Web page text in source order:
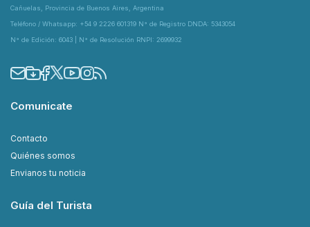
Cañuelas, Provincia de Buenos Aires, Argentina
Teléfono / Whatsapp: +54 9 2226 601319 N° de Registro DNDA: 5343054
N° de Edición: 6043 | N° de Resolución RNPI: 2699932
Comunicate
Contacto
Quiénes somos
Envianos tu noticia
Guía del Turista